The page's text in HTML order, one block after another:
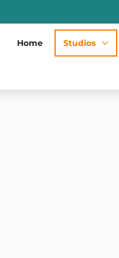
Home Studios